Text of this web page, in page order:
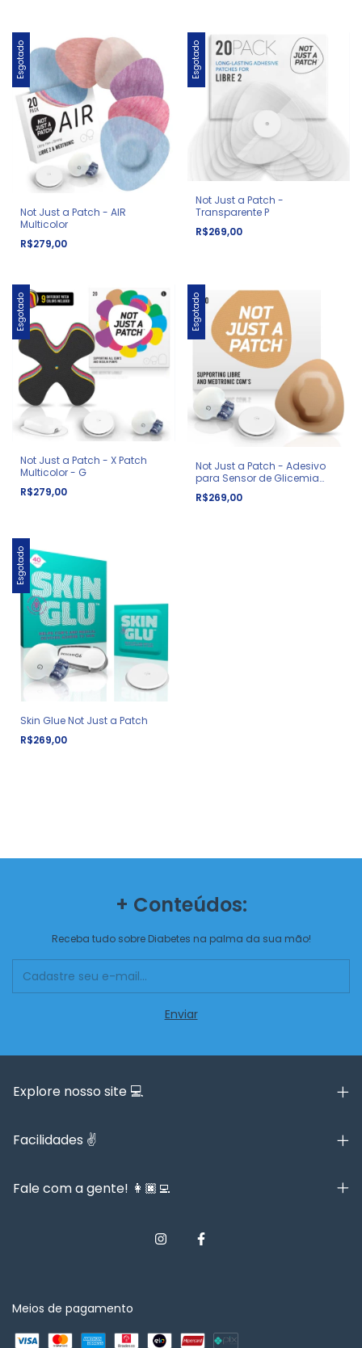
Esgotado
Not Just a Patch - AIR
Multicolor
R$279,00
Esgotado
Not Just a Patch -
Transparente P
R$269,00
Esgotado
Not Just a Patch - X Patch
Multicolor - G
R$279,00
Esgotado
Not Just a Patch - Adesivo
para Sensor de Glicemia
Medtronic
R$269,00
Esgotado
Skin Glue Not Just a Patch
R$269,00
+ Conteúdos:
Receba tudo sobre Diabetes na palma da sua mão!
Explore nosso site 💻
Facilidades ✌️
Fale com a gente! 👩🏿‍💻
Meios de pagamento